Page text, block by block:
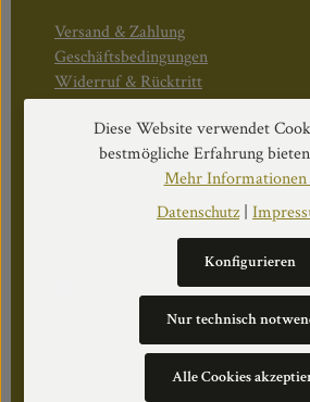
Versand & Zahlung
Geschäftsbedingungen
Widerruf & Rücktritt
Öffnungszeiten:
Mo–Do: 08:30–17:00 Uhr
Fr: 08:30–12:30 Uhr
Diese Website verwendet
bestmögliche Erfahrung
Mehr Informationen
Datenschutz|
Nur technisch
Konfigurieren
Alle Cookies